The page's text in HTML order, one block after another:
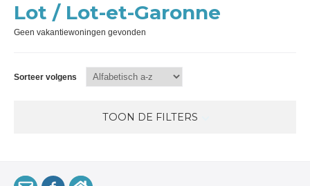
CONTACT
RESERVATIE INFO
NEWS
Lot / Lot-et-Garonne
Geen vakantiewoningen gevonden
Sorteer volgens
TOON DE FILTERS